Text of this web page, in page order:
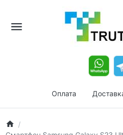
Оплата